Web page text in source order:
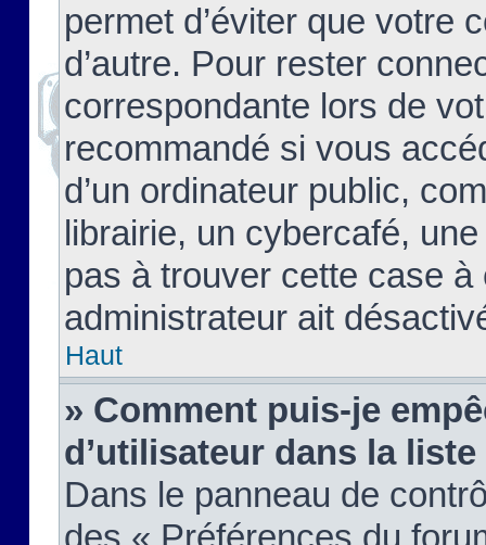
permet d’éviter que votre
d’autre. Pour rester
correspondante lors de
recommandé si vous
d’un ordinateur public,
librairie, un cybercafé,
pas à trouver cette case à
administrateur ait
Haut
» Comment puis-je
d’utilisateur dans la
Dans le panneau de
des « Préférences du